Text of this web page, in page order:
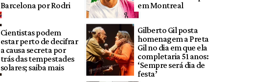
Barcelona por Rodri
em Montreal
Cientistas podem
estar perto de decifrar
a causa secreta por
trás das tempestades
solares; saiba mais
Gilberto Gil posta
homenagem a Preta
Gil no dia em que ela
completaria 51 anos:
‘Sempre será dia de
festa’